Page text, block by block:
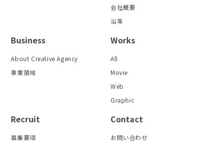
会社概要
沿革
Business
About Creative Agency
事業領域
Works
All
Movie
Web
Graphic
Recruit
募集要項
Contact
お問い合わせ